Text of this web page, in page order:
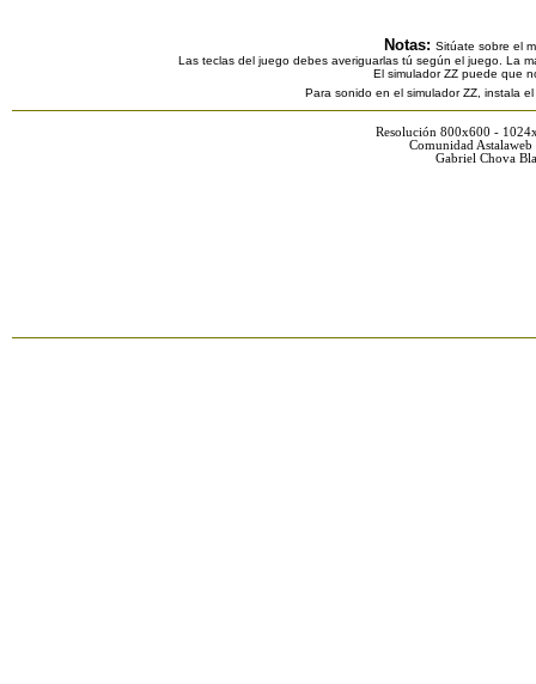
Notas: Sitúate sobre el
Las teclas del juego debes averiguarlas tú según el juego. La
El simulador ZZ puede que
Para sonido en el simulador ZZ, instala
Resolución 800x600 -
Comunidad
Gabriel Chova